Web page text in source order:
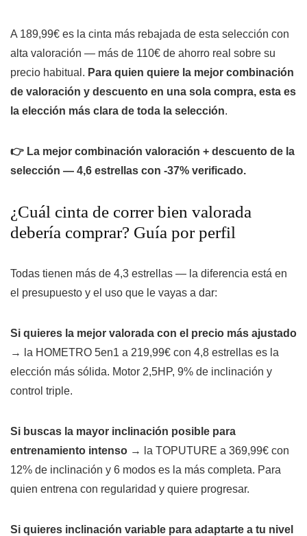
A 189,99€ es la cinta más rebajada de esta selección con
alta valoración — más de 110€ de ahorro real sobre su
precio habitual. Para quien quiere la mejor combinación
de valoración y descuento en una sola compra, esta es
la elección más clara de toda la selección.
👉 La mejor combinación valoración + descuento de la
selección — 4,6 estrellas con -37% verificado.
¿Cuál cinta de correr bien valorada
debería comprar? Guía por perfil
Todas tienen más de 4,3 estrellas — la diferencia está en
el presupuesto y el uso que le vayas a dar:
Si quieres la mejor valorada con el precio más ajustado
→ la HOMETRO 5en1 a 219,99€ con 4,8 estrellas es la
elección más sólida. Motor 2,5HP, 9% de inclinación y
control triple.
Si buscas la mayor inclinación posible para
entrenamiento intenso → la TOPUTURE a 369,99€ con
12% de inclinación y 6 modos es la más completa. Para
quien entrena con regularidad y quiere progresar.
Si quieres inclinación variable para adaptarte a tu nivel